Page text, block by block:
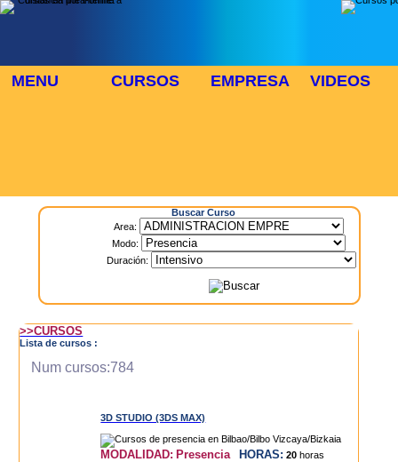
MENU CURSOS EMPRESA VIDEOS
Buscar Curso
Area:
Modo:
Duración:
>>CURSOS
Lista de cursos :
Num cursos:784
3D STUDIO (3DS MAX)
MODALIDAD: Presencia HORAS: 20 horas